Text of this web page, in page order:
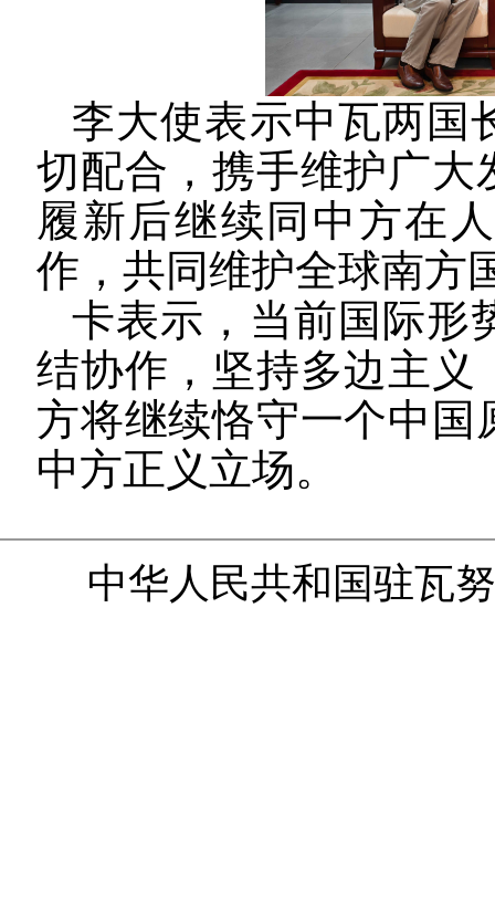
李大使表示中瓦两国
切配合，携手维护广大
履新后继续同中方在
作，共同维护全球南方
卡表示，当前国际形
结协作，坚持多边主义
方将继续恪守一个中
中方正义立场。
中华人民共和国驻瓦